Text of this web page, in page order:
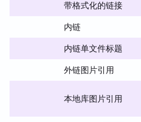
带格式化的链接
内链
内链单文件标题
外链图片引用
本地库图片引用